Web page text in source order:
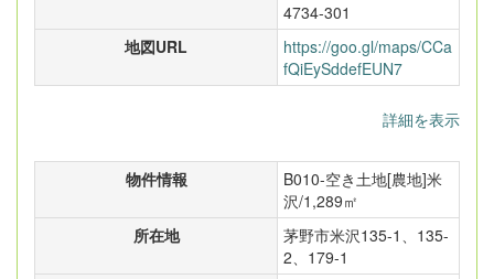
4734-301
地図URL
https://goo.gl/maps/CCa
fQiEySddefEUN7
詳細を表示
物件情報
B010-空き土地[農地]米
沢/1,289㎡
所在地
茅野市米沢135-1、135-
2、179-1